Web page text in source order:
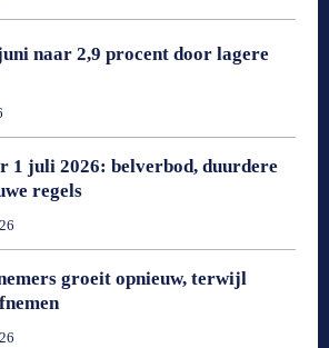
naar 2,9 procent door lagere
1 juli 2026: belverbod, duurdere
regels
groeit opnieuw, terwijl